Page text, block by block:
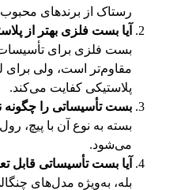
رستاک از برندهای
آیا بست فلزی بهتر از
بست فلزی برای
مقاوم‌تر است، ولی
پلاستیکی کفایت می‌کند.
بست تأسیساتی را
بسته به نوع آن با پیچ،
می‌شود.
آیا بست تأسیساتی
بله، به‌ویژه مدل‌های